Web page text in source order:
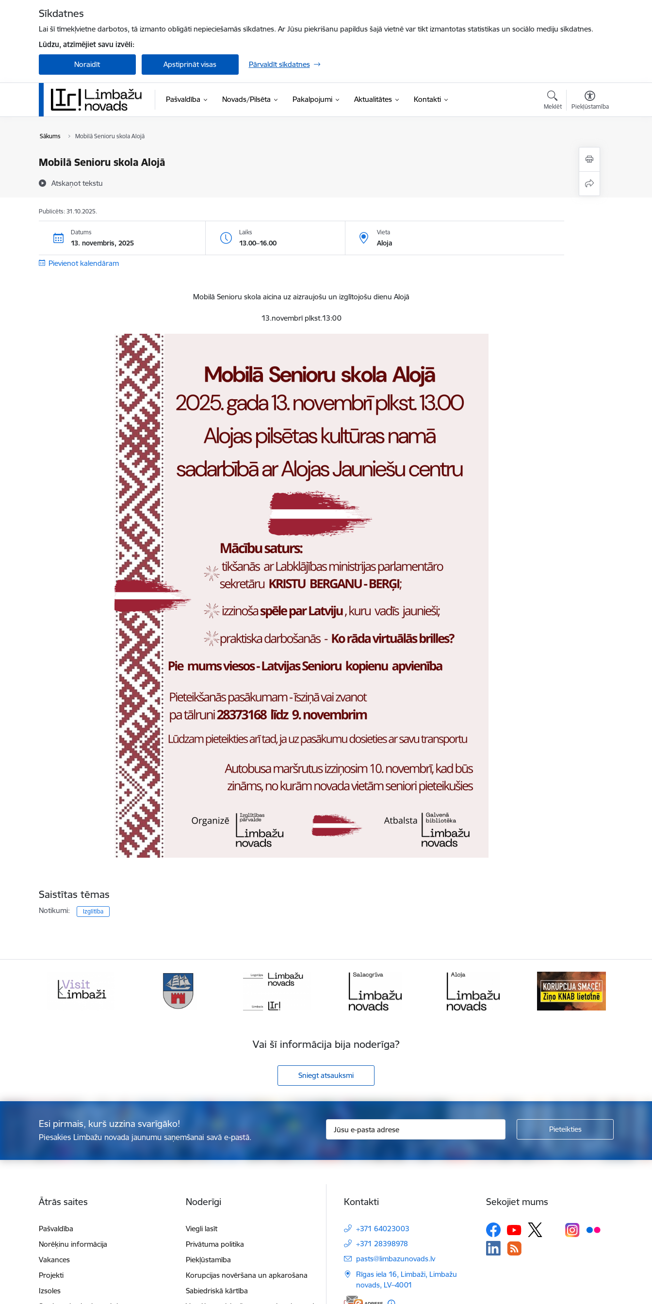
Sīkdatnes
Lai šī tīmekļvietne darbotos, tā izmanto obligāti nepieciešamās sīkdatnes. Ar Jūsu piekrišanu papildus šajā vietnē var tikt izmantotas statistikas un sociālo mediju sīkdatnes.
Lūdzu, atzīmējiet savu izvēli:
Noraidīt Apstiprināt visas Pārvaldīt sīkdatnes
Pašvaldība Novads/Pilsēta Pakalpojumi Aktualitātes Kontakti
Meklēt Piekļūstamība
Sākums Mobilā Senioru skola Alojā
Mobilā Senioru skola Alojā
Atskaņot tekstu
Publicēts: 31.10.2025.
Datums
13. novembris, 2025
Laiks
13.00–16.00
Vieta
Aloja
Pievienot kalendāram
Mobilā Senioru skola aicina uz aizraujošu un izglītojošu dienu Alojā
13.novembrī plkst.13:00
Saistītas tēmas
Notikumi: Izglītība
Vai šī informācija bija noderīga?
Sniegt atsauksmi
Esi pirmais, kurš uzzina svarīgāko!
Piesakies Limbažu novada jaunumu saņemšanai savā e-pastā.
Ātrās saites
Pašvaldība
Norēķinu informācija
Vakances
Projekti
Izsoles
Noderīgi
Viegli lasīt
Privātuma politika
Piekļūstamība
Korupcijas novēršana un apkarošana
Sabiedriskā kārtība
Kontakti
+371 64023003
+371 28398978
E-pasts:
pasts@limbazunovads.lv
Rīgas iela 16, Limbaži, Limbažu
novads, LV–4001
Sekojiet mums